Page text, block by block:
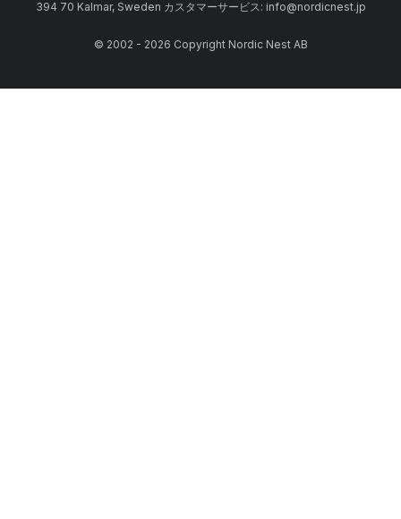
394 70 Kalmar, Sweden カスタマーサービス: info@nordicnest.jp
© 2002 - 2026 Copyright Nordic Nest AB